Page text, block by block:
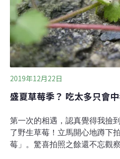
2019年12月22日
盛夏草莓季？ 吃太多只會
第一次的相遇，認真覺得我撿
了野生草莓！立馬開心地蹲下
莓」。驚喜拍照之餘還不忘觀